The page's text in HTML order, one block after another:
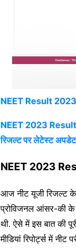
NEET Result
NEET 2023 Result:
रिजल्ट पर लेटेस्ट अपडेट
NEET 2023
आज नीट यूजी रिजल्ट के
प्रोविजनल आंसर-की के
थी. ऐसे में इस बात की
मीडियां रिपोर्ट्स में नीट